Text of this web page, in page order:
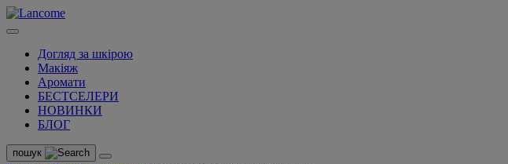
Догляд за шкірою
Макіяж
Аромати
БЕСТСЕЛЕРИ
НОВИНКИ
БЛОГ
пошук